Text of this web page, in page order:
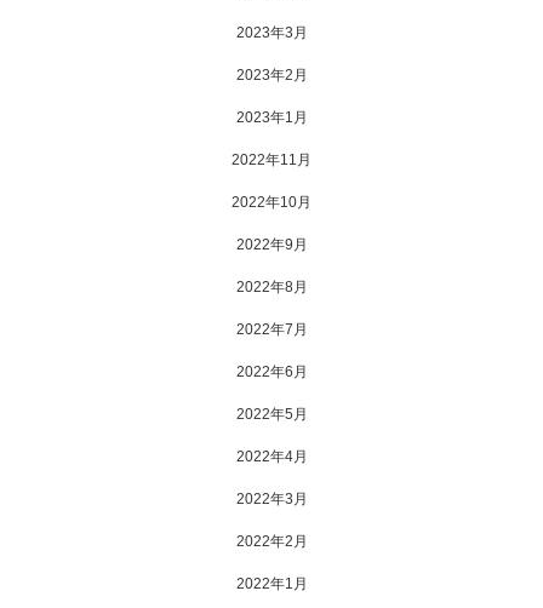
2023年3月
2023年2月
2023年1月
2022年11月
2022年10月
2022年9月
2022年8月
2022年7月
2022年6月
2022年5月
2022年4月
2022年3月
2022年2月
2022年1月